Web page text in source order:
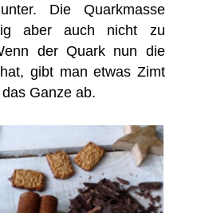
Die Quarkmasse
aber auch nicht zu
der Quark nun die
gibt man etwas Zimt
Ganze ab.